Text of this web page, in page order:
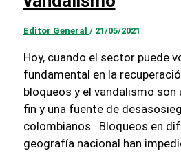
Editor General / 21/05/2021
Hoy, cuando el sector puede
fundamental en la
bloqueos y el vandalismo
fin y una fuente de
colombianos. Bloqueos en
geografía nacional han